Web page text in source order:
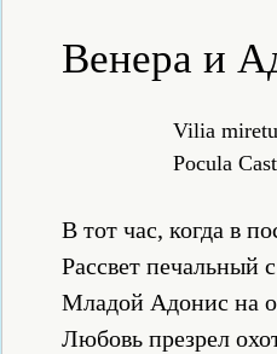
Венера и
Vilia
Pocula
В тот час, когда в
Рассвет печальный
Младой Адонис на
Любовь презрел